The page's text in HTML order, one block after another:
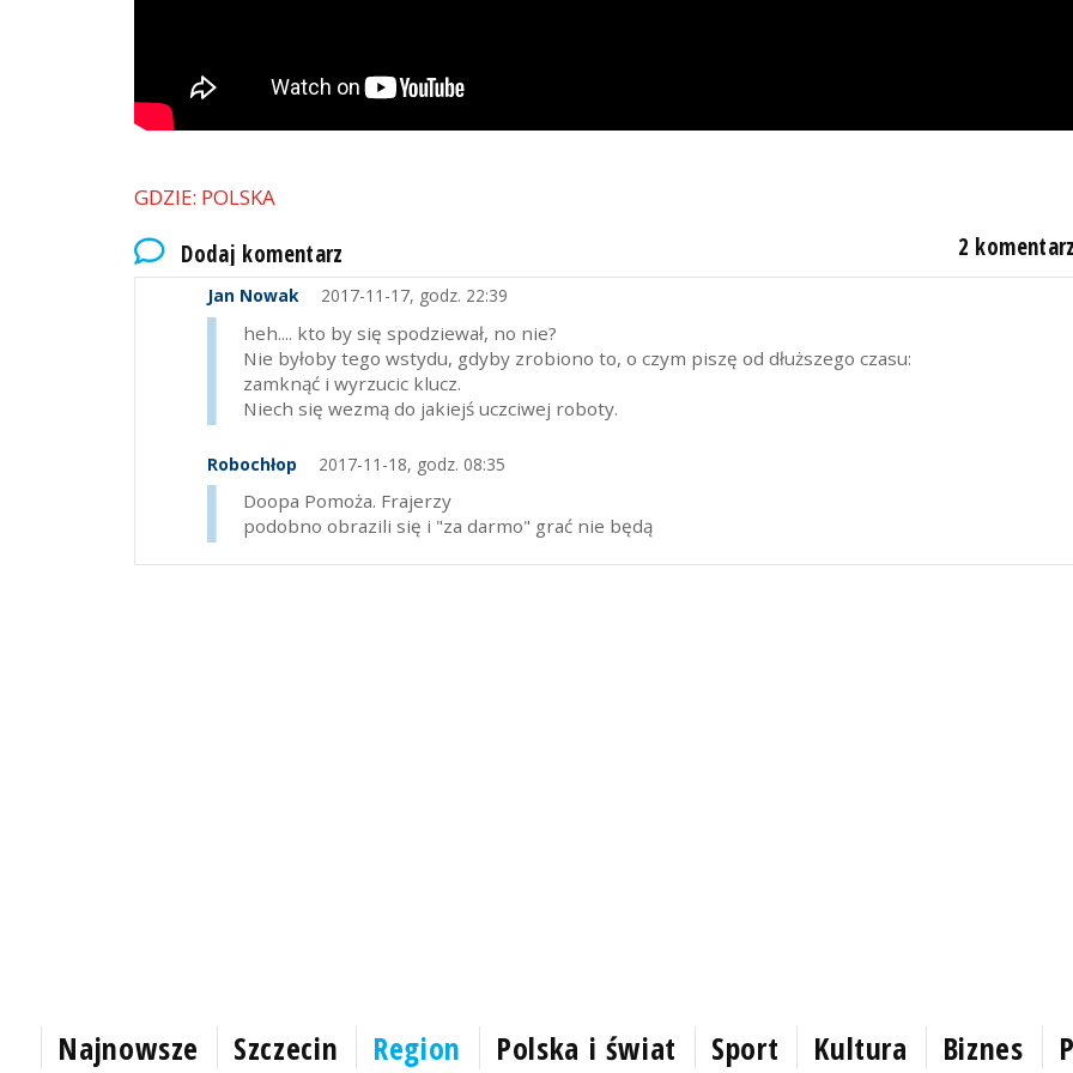
GDZIE: POLSKA
Dodaj komentarz 2
Jan Nowak 2017-11-17, godz. 22:39
heh.... kto by się spodziewał, no nie?
Nie byłoby tego wstydu, gdyby zrobiono to, o czym piszę od dłuższego czasu:
zamknąć i wyrzucic klucz.
Niech się wezmą do jakiejś uczciwej roboty.
Robochłop 2017-11-18, godz. 08:35
Doopa Pomoża. Frajerzy
podobno obrazili się i "za darmo" grać nie będą
Najnowsze Szczecin Region Polska i świat Sport Kultura Biznes